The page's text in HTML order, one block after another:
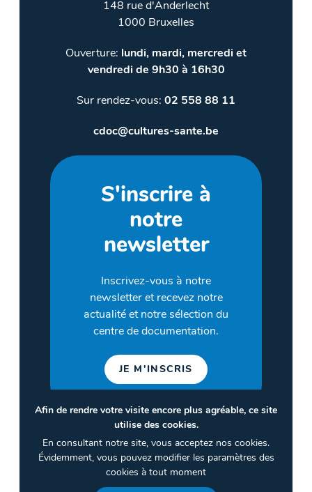
148 rue d'Anderlecht
1000 Bruxelles
Ouverture: lundi, mardi, mercredi et
vendredi de 9h30 à 16h30
Sur rendez-vous: 02 558 88 11
cdoc@cultures-sante.be
S'inscrire à
notre
newsletter
Inscrivez-vous à notre
newsletter et recevez notre
actualité et notre sélection du
centre de documentation.
JE M'INSCRIS
Termes et conditions
Politique de confidentialité
Afin de rendre votre visite encore plus agréable, ce site
utilise des cookies.
En consultant notre site, vous acceptez nos cookies.
Évidemment, vous pouvez modifier les paramètres des
cookies à tout moment